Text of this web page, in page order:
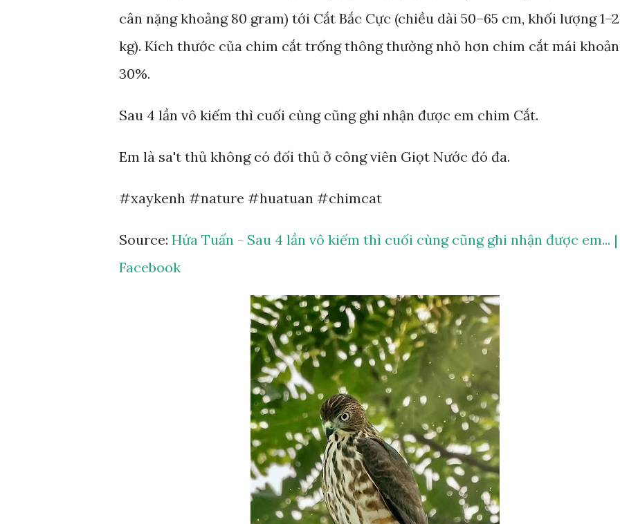
cân nặng khoảng 80 gram) tới Cắt Bắc Cực (chiều dài 50–65 cm, khối lượng 1–2
kg). Kích thước của chim cắt trống thông thường nhỏ hơn chim cắt mái
30%.
Sau 4 lần vô kiếm thì cuối cùng cũng ghi nhận được em chim Cắt.
Em là sa't thủ không có đối thủ ở công viên Giọt Nước đó đa.
#xaykenh #nature #huatuan #chimcat
Source: Hứa Tuấn - Sau 4 lần vô kiếm thì cuối cùng cũng ghi nhận được em... |
Facebook